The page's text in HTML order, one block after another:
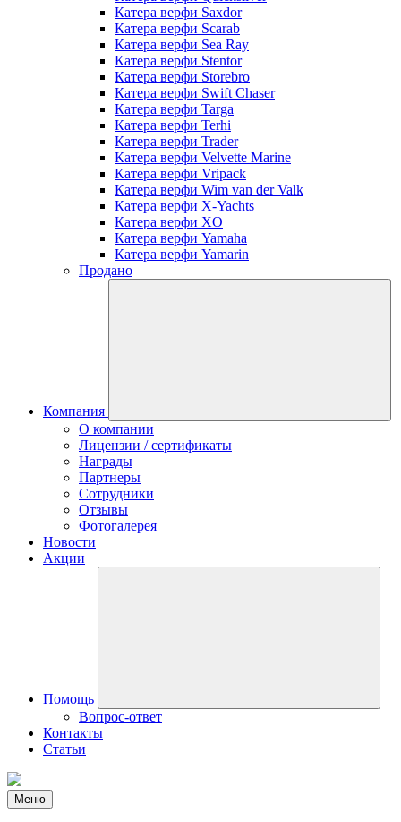
Катера верфи Saxdor
Катера верфи Scarab
Катера верфи Sea Ray
Катера верфи Stentor
Катера верфи Storebro
Катера верфи Swift Chaser
Катера верфи Targa
Катера верфи Terhi
Катера верфи Trader
Катера верфи Velvette Marine
Катера верфи Vripack
Катера верфи Wim van der Valk
Катера верфи X-Yachts
Катера верфи XO
Катера верфи Yamaha
Катера верфи Yamarin
Продано
Компания
О компании
Лицензии / сертификаты
Награды
Партнеры
Сотрудники
Отзывы
Фотогалерея
Новости
Акции
Помощь
Вопрос-ответ
Контакты
Статьи
Меню